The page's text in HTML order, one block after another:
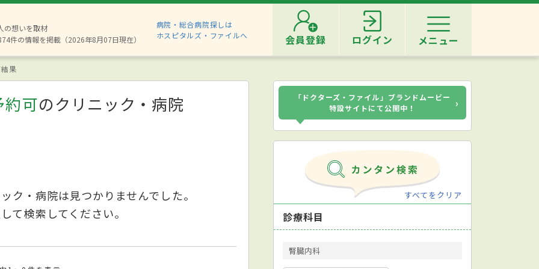
の想いを取材
件の情報を掲載（2026年8月07日現在）
病院・総合病院探しは
ホスピタルズ・ファイルへ
会員登録 ログイン メニュー
果
約可のクリニック・病院
ク・病院は見つかりませんでした。
て検索してください。
「ドクターズ・ファイル」ブランドムービー
特設サイトにて公開中！
›
すべてをクリア
診療科目
腎臓内科